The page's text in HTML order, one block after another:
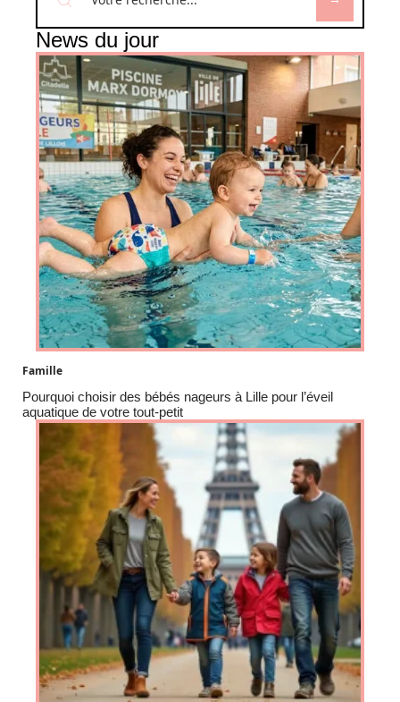
News du jour
Famille
Pourquoi choisir des bébés nageurs à Lille pour l’éveil
aquatique de votre tout-petit